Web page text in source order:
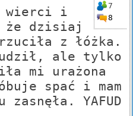
7
8
wierci i
że dzisiaj
z łóżka.
ale tylko
mi urażona
spać i mam
YAFUD